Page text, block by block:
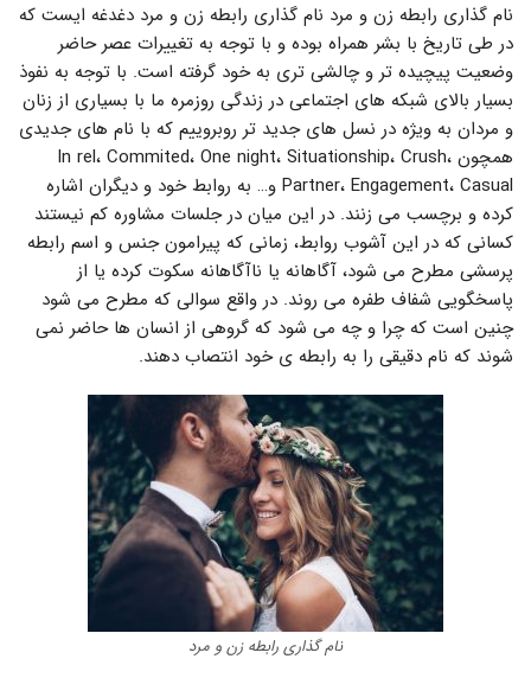
نام گذاری رابطه زن و مرد نام گذاری رابطه زن و مرد دغدغه ایست که
در طی تاریخ با بشر همراه بوده و با توجه به تغییرات عصر حاضر
وضعیت پیچیده تر و چالشی تری به خود گرفته است. با توجه به نفوذ
بسیار بالای شبکه های اجتماعی در زندگی روزمره ما با بسیاری از زنان
و مردان به ویژه در نسل های جدید تر روبروییم که با نام های جدیدی
همچون In rel، Commited، One night، Situationship، Crush،
Partner، Engagement، Casual و… به روابط خود و دیگران اشاره
کرده و برچسب می زنند. در این میان در جلسات مشاوره کم نیستند
کسانی که در این آشوب روابط، زمانی که پیرامون جنس و اسم رابطه
پرسشی مطرح می شود، آگاهانه یا ناآگاهانه سکوت کرده یا از
پاسخگویی شفاف طفره می روند. در واقع سوالی که مطرح می شود
چنین است که چرا و چه می شود که گروهی از انسان ها حاضر نمی
شوند که نام دقیقی را به رابطه ی خود انتصاب دهند.
نام گذاری رابطه زن و مرد